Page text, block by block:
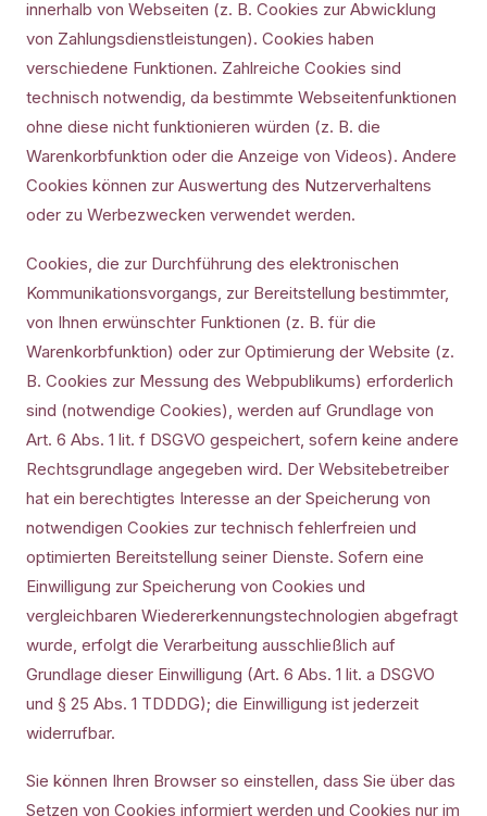
innerhalb von Webseiten (z. B. Cookies zur Abwicklung
von Zahlungsdienstleistungen). Cookies haben
verschiedene Funktionen. Zahlreiche Cookies sind
technisch notwendig, da bestimmte Webseitenfunktionen
ohne diese nicht funktionieren würden (z. B. die
Warenkorbfunktion oder die Anzeige von Videos). Andere
Cookies können zur Auswertung des Nutzerverhaltens
oder zu Werbezwecken verwendet werden.
Cookies, die zur Durchführung des elektronischen
Kommunikationsvorgangs, zur Bereitstellung bestimmter,
von Ihnen erwünschter Funktionen (z. B. für die
Warenkorbfunktion) oder zur Optimierung der Website (z.
B. Cookies zur Messung des Webpublikums) erforderlich
sind (notwendige Cookies), werden auf Grundlage von
Art. 6 Abs. 1 lit. f DSGVO gespeichert, sofern keine andere
Rechtsgrundlage angegeben wird. Der Websitebetreiber
hat ein berechtigtes Interesse an der Speicherung von
notwendigen Cookies zur technisch fehlerfreien und
optimierten Bereitstellung seiner Dienste. Sofern eine
Einwilligung zur Speicherung von Cookies und
vergleichbaren Wiedererkennungstechnologien abgefragt
wurde, erfolgt die Verarbeitung ausschließlich auf
Grundlage dieser Einwilligung (Art. 6 Abs. 1 lit. a DSGVO
und § 25 Abs. 1 TDDDG); die Einwilligung ist jederzeit
widerrufbar.
Sie können Ihren Browser so einstellen, dass Sie über das
Setzen von Cookies informiert werden und Cookies nur im